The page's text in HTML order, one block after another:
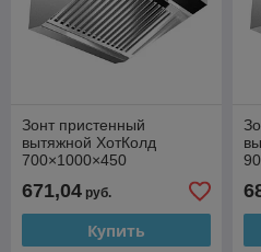
Зонт пристенный
вытяжной ХотКолд
700×1000×450
671,04 руб.
Купить